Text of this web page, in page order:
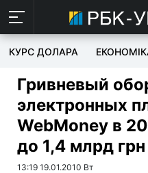
КУРС ДОЛАРА
Гривневый
электронных
WebMoney в
до 1,4 млрд грн
13:19 19.01.2010 Вт